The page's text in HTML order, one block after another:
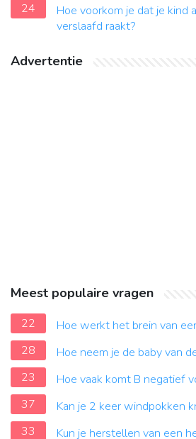
24
Hoe voorkom je dat je kind
verslaafd raakt?
Advertentie
Meest populaire vragen
22
Hoe werkt het brein van
28
Hoe neem je de baby van
23
Hoe vaak komt B negatief
37
Kan je 2 keer windpokken
33
Kun je herstellen van een